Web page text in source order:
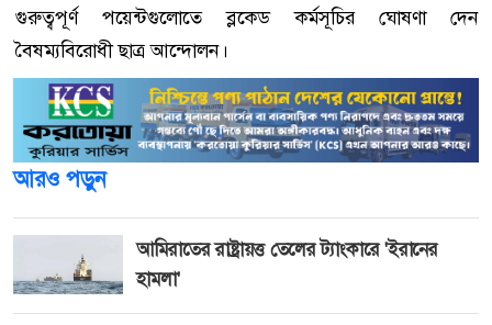
গুরুত্বপূর্ণ পয়েন্টগুলোতে ব্লকেড কর্মসূচির ঘোষণা দেন
বৈষম্যবিরোধী ছাত্র আন্দোলন।
আরও পড়ুন
আমিরাতের রাষ্ট্রায়ত্ত তেলের ট্যাংকারে 'ইরানের
হামলা'